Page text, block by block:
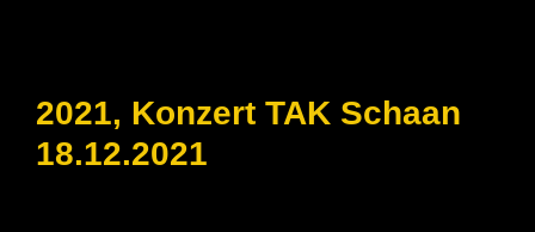
2021, Konzert TAK Schaan
18.12.2021